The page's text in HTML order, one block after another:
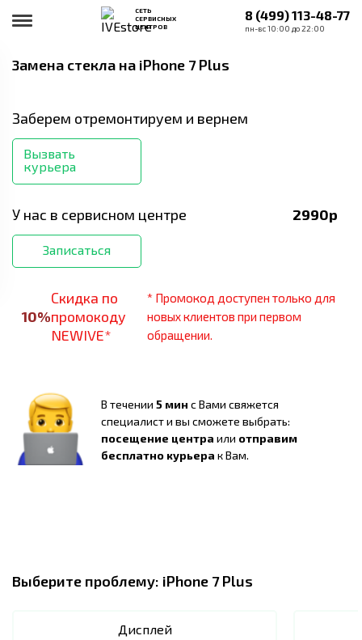
СЕТЬ
СЕРВИСНЫХ
ЦЕНТРОВ
8 (499) 113-48-77
пн-вс 10:00 до 22:00
Замена стекла на iPhone 7 Plus
Заберем отремонтируем и вернем
Вызвать
курьера
У нас в сервисном центре 2990р
Записаться
10%
Скидка по
промокоду
NEWIVE*
* Промокод доступен только для
новых клиентов при первом
обращении.
В течении 5 мин с Вами свяжется
специалист и вы сможете выбрать:
посещение центра или отправим
бесплатно курьера к Вам.
Выберите проблему: iPhone 7 Plus
Дисплей